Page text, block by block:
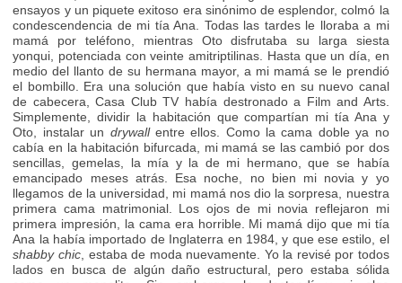
ensayos y un piquete exitoso era sinónimo de esplendor, colmó la
condescendencia de mi tía Ana. Todas las tardes le lloraba a mi
mamá por teléfono, mientras Oto disfrutaba su larga siesta
yonqui, potenciada con veinte amitriptilinas. Hasta que un día, en
medio del llanto de su hermana mayor, a mi mamá se le prendió
el bombillo. Era una solución que había visto en su nuevo canal
de cabecera, Casa Club TV había destronado a Film and Arts.
Simplemente, dividir la habitación que compartían mi tía Ana y
Oto, instalar un drywallentre ellos. Como la cama doble ya no
cabía en la habitación bifurcada, mi mamá se las cambió por dos
sencillas, gemelas, la mía y la de mi hermano, que se había
emancipado meses atrás. Esa noche, no bien mi novia y yo
llegamos de la universidad, mi mamá nos dio la sorpresa, nuestra
primera cama matrimonial. Los ojos de mi novia reflejaron mi
primera impresión, la cama era horrible. Mi mamá dijo que mi tía
Ana la había importado de Inglaterra en 1984, y que ese estilo, el
shabby chic , estaba de moda nuevamente. Yo la revisé por todos
lados en busca de algún daño estructural, pero estaba sólida